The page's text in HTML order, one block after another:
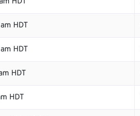
HDT
HDT
HDT
HDT